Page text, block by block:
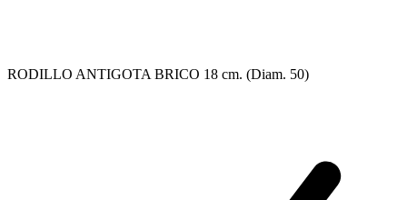
RODILLO ANTIGOTA BRICO 18 cm. (Diam. 50)